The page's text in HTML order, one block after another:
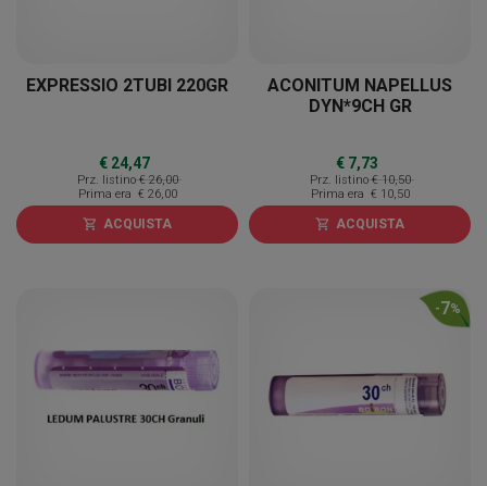
EXPRESSIO 2TUBI 220GR
€ 24,47
Prz. listino € 26,00
Prima era € 26,00
shopping_cart ACQUISTA
ACONITUM NAPELLUS
DYN*9CH GR
€ 7,73
Prz. listino € 10,50
Prima era € 10,50
shopping_cart ACQUISTA
-7%